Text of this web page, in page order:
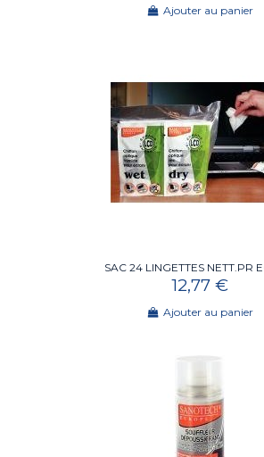
Ajouter au panier
SAC 24 LINGETTES NETT.PR
12,77 €
Ajouter au panier